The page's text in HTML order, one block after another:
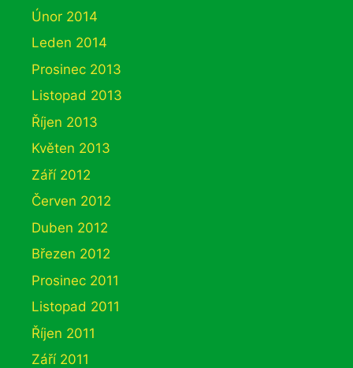
Únor 2014
Leden 2014
Prosinec 2013
Listopad 2013
Říjen 2013
Květen 2013
Září 2012
Červen 2012
Duben 2012
Březen 2012
Prosinec 2011
Listopad 2011
Říjen 2011
Září 2011